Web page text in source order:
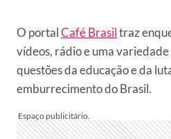
O portalCafé Brasiltraz
vídeos, rádio e uma
questões da educação e da
emburrecimento do Brasil.